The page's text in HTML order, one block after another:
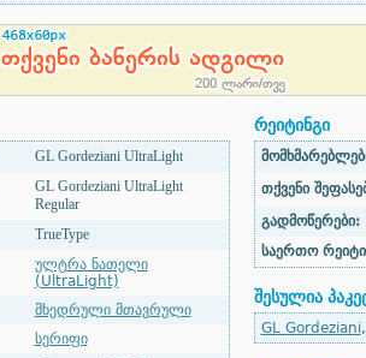
GL Gordeziani UltraLight
GL Gordeziani UltraLight
Regular
TrueType
ულტრა ნათელი
(UltraLight)
მხედრული მთავრული
სერიფი
რეიტინგი
თქვენი
გადმოწერები:
საერთო
შესულია
GL Gordeziani